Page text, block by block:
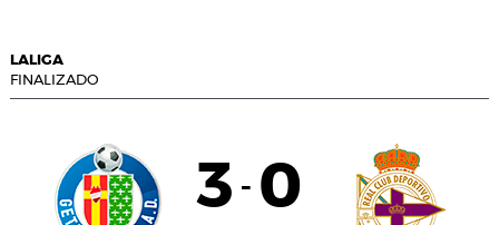
LALIGA
FINALIZADO
3 - 0